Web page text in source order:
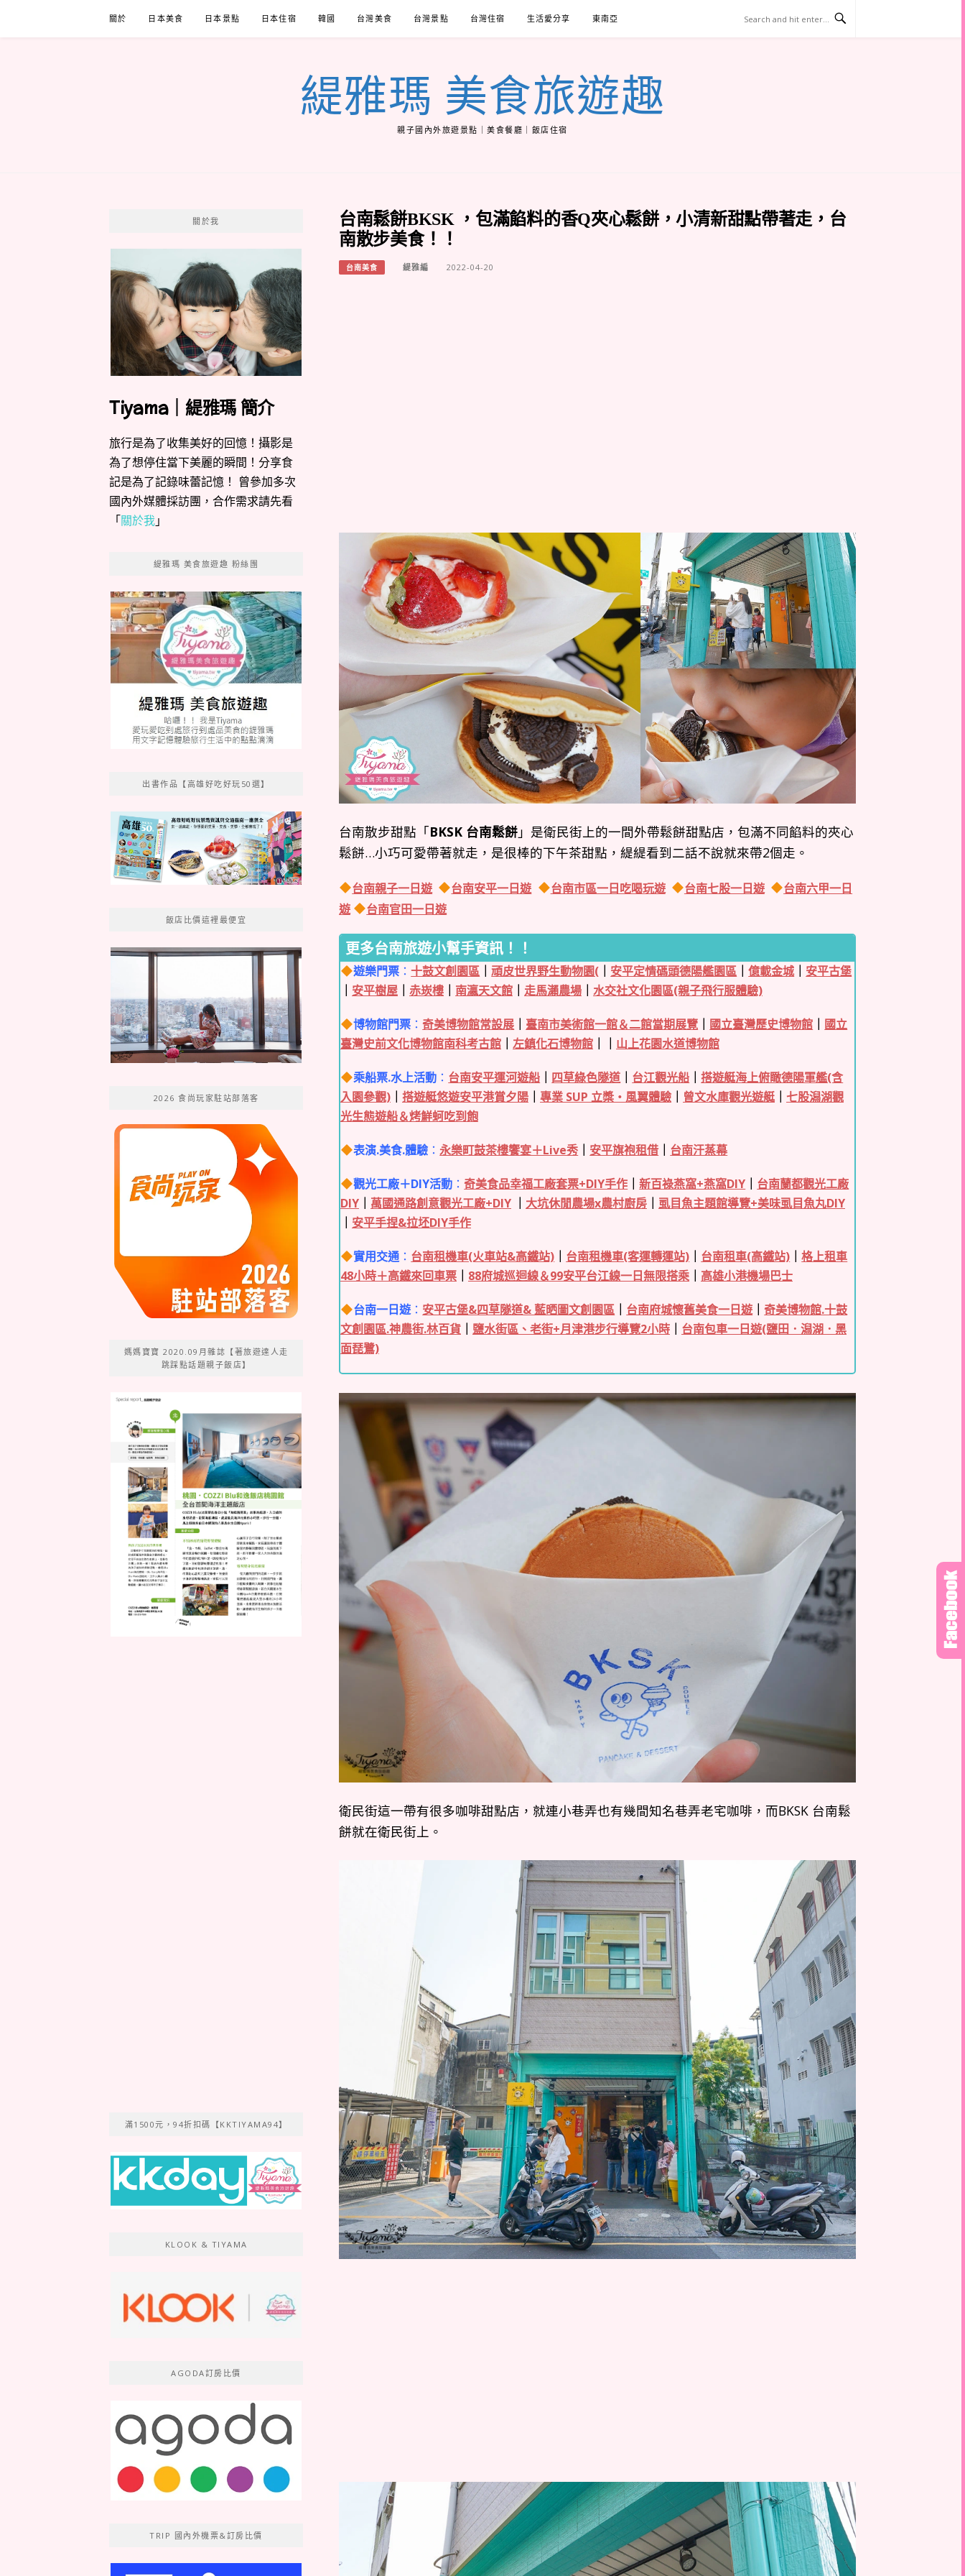
關於 日本美食 日本景點 日本住宿 韓國 台灣美食 台灣景點 台灣住宿 生活愛分享 東南亞
緹雅瑪 美食旅遊趣
親子國內外旅遊景點｜美食餐廳｜飯店住宿
台南鬆餅BKSK ，包滿餡料的香Q夾心鬆餅，小清新甜點帶著走，台
南散步美食！！
台南美食 緹雅編 2022-04-20
台南散步甜點「BKSK 台南鬆餅」是衛民街上的一間外帶鬆餅甜點店，包滿不同餡料的夾心
鬆餅…小巧可愛帶著就走，是很棒的下午茶甜點，緹緹看到二話不說就來帶2個走。
台南親子一日遊 台南安平一日遊 台南市區一日吃喝玩遊 台南七股一日遊
台南六甲一日
遊
台南官田一日遊
更多台南旅遊小幫手資訊！！
遊樂門票 ： 十鼓文創園區 ｜頑皮世界野生動物園( 安平定情碼頭德陽艦園區 ｜億載金城
安平古堡
安平樹屋 赤崁樓 南瀛天文館 走馬瀨農場 水交社文化園區(親子飛行服體驗)
博物館門票 ：奇美博物館常設展 臺南市美術館一館＆二館當期展覽 國立臺灣歷史博物館
國立
臺灣史前文化博物館南科考古館
左鎮化石博物館 山上花園水道博物館
乘船票.水上活動 ： 台南安平運河遊船 四草綠色隧道 台江觀光船 ｜搭遊艇海上俯瞰德陽軍艦(含
入園參觀)
搭遊艇悠遊安平港賞夕陽 專業 SUP 立槳・風翼體驗 曾文水庫觀光遊艇
七股潟湖觀
光生態遊船＆烤鮮蚵吃到飽
表演.美食.體驗 ：永樂町鼓茶樓饗宴＋Live秀 安平旗袍租借 台南汗蒸幕
觀光工廠＋DIY活動 ：奇美食品幸福工廠套票+DIY手作 ｜新百祿燕窩+燕窩DIY
台南蘭都觀光工廠
DIY
萬國通路創意觀光工廠+DIY 大坑休閒農場x農村廚房
虱目魚主題館導覽+美味虱目魚丸DIY
安平手捏&拉坯DIY手作
實用交通 ： 台南租機車(火車站&高鐵站) 台南租機車(客運轉運站) 台南租車(高鐵站) ｜格上租車
48小時＋高鐵來回車票
88府城巡迴線＆99安平台江線一日無限搭乘 高雄小港機場巴士
台南一日遊： 安平古堡&四草隧道& 藍晒圖文創園區 台南府城懷舊美食一日遊｜奇美博物館.十鼓
文創園區.神農街.林百貨
鹽水街區、老街+月津港步行導覽2小時
台南包車一日遊(鹽田．潟湖．黑
面琵鷺)
衛民街這一帶有很多咖啡甜點店，就連小巷弄也有幾間知名巷弄老宅咖啡，而BKSK 台南鬆
餅就在衛民街上。
關於我
Tiyama｜緹雅瑪 簡介
旅行是為了收集美好的回憶！攝影是
為了想停住當下美麗的瞬間！分享食
記是為了記錄味蕾記憶！ 曾參加多次
國內外媒體採訪團，合作需求請先看
「關於我」
緹雅瑪 美食旅遊趣 粉絲團
出書作品【高雄好吃好玩50選】
飯店比價這裡最便宜
2026 食尚玩家駐站部落客
媽媽寶寶 2020.09月雜誌【著旅遊達人走
跳踩點話題親子飯店】
滿1500元，94折扣碼【KKTIYAMA94】
KLOOK & TIYAMA
AGODA訂房比價
TRIP 國內外機票&訂房比價